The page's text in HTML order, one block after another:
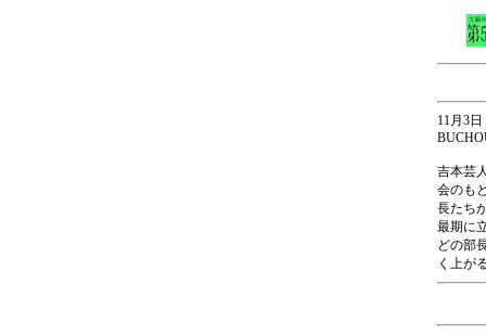
11月3
吉本芸
会のも
長たち
最期に
どの部
く上が